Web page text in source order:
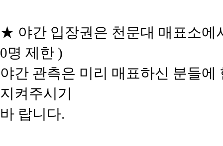
★ 야간 입장권은 천문대 매표소에
0명 제한 )
야간 관측은 미리 매표하신 분들
지켜주시기
바 랍니다.